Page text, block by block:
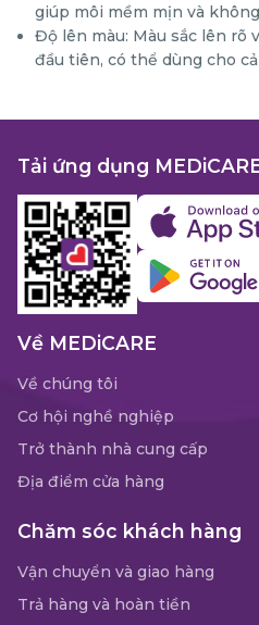
giúp môi mềm mịn và
Độ lên màu: Màu sắc lên rõ
đầu tiên, có thể dùng cho
Tải ứng dụng
Về MEDiCARE
Về chúng tôi
Cơ hội nghề nghiệp
Trở thành nhà cung cấp
Địa điểm cửa hàng
Chăm sóc khách hàng
Vận chuyển và giao hàng
Trả hàng và hoàn tiền